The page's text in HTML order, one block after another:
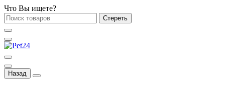
Что Вы ищете?
Стереть
Назад